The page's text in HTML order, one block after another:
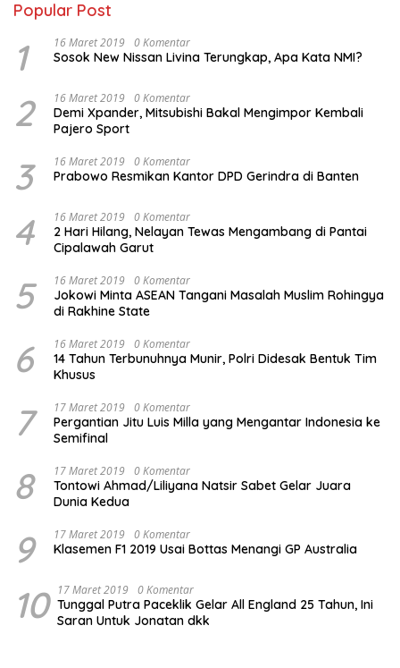
Popular Post
1 16 Maret 2019 0 Komentar
Sosok New Nissan Livina Terungkap, Apa Kata NMI?
2 16 Maret 2019 0 Komentar
Demi Xpander, Mitsubishi Bakal Mengimpor Kembali
Pajero Sport
3 16 Maret 2019 0 Komentar
Prabowo Resmikan Kantor DPD Gerindra di Banten
4 16 Maret 2019 0 Komentar
2 Hari Hilang, Nelayan Tewas Mengambang di Pantai
Cipalawah Garut
5 16 Maret 2019 0 Komentar
Jokowi Minta ASEAN Tangani Masalah Muslim Rohingya
di Rakhine State
6 16 Maret 2019 0 Komentar
14 Tahun Terbunuhnya Munir, Polri Didesak Bentuk Tim
Khusus
7 17 Maret 2019 0 Komentar
Pergantian Jitu Luis Milla yang Mengantar Indonesia ke
Semifinal
8 17 Maret 2019 0 Komentar
Tontowi Ahmad/Liliyana Natsir Sabet Gelar Juara
Dunia Kedua
9 17 Maret 2019 0 Komentar
Klasemen F1 2019 Usai Bottas Menangi GP Australia
10 17 Maret 2019 0 Komentar
Tunggal Putra Paceklik Gelar All England 25 Tahun, Ini
Saran Untuk Jonatan dkk